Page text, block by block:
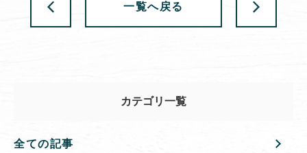
一覧へ戻る
カテゴリ一覧
全ての記事